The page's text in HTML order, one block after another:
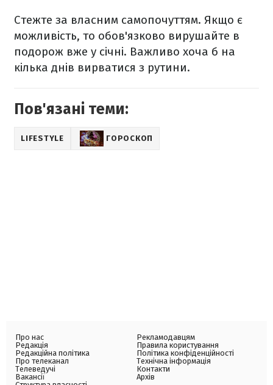
Стежте за власним самопочуттям. Якщо є
можливість, то обов'язково вирушайте в
подорож вже у січні. Важливо хоча б на
кілька днів вирватися з рутини.
Пов'язані теми:
LIFESTYLE ГОРОСКОП
Про нас
Редакція
Редакційна політика
Про телеканал
Телеведучі
Вакансії
Рекламодавцям
Правила користування
Політика конфіденційності
Технічна інформація
Контакти
Архів